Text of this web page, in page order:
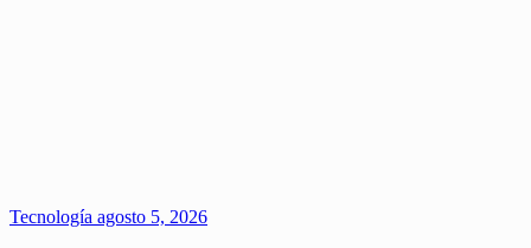
Tecnología agosto 5, 2026